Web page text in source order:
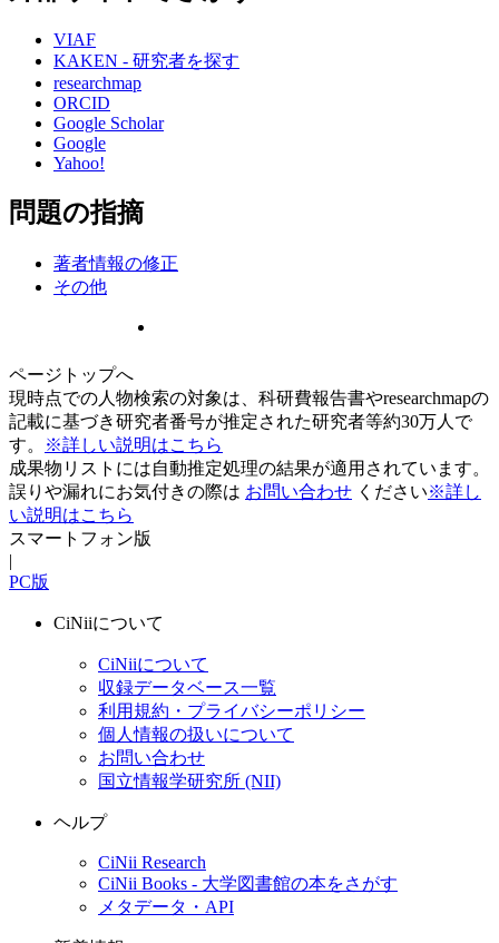
VIAF
KAKEN - 研究者を探す
researchmap
ORCID
Google Scholar
Google
Yahoo!
問題の指摘
著者情報の修正
その他
ページトップへ
現時点での人物検索の対象は、科研費報告書やresearchmapの
記載に基づき研究者番号が推定された研究者等約30万人で
す。
※詳しい説明はこちら
成果物リストには自動推定処理の結果が適用されています。
誤りや漏れにお気付きの際は お問い合わせ ください※詳し
い説明はこちら
スマートフォン版
|
PC版
CiNiiについて
CiNiiについて
収録データベース一覧
利用規約・プライバシーポリシー
個人情報の扱いについて
お問い合わせ
国立情報学研究所 (NII)
ヘルプ
CiNii Research
CiNii Books - 大学図書館の本をさがす
メタデータ・API